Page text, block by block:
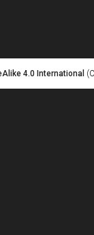
4.0 International